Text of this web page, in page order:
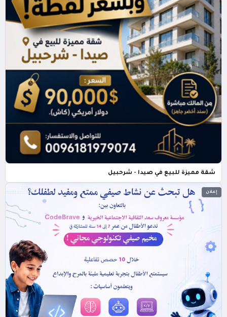
شقة مميزة للبيع في صيدا - شرحبيل
إعلان